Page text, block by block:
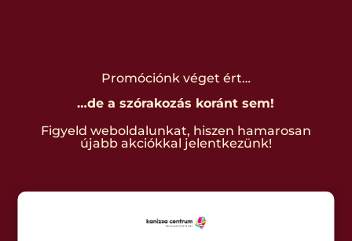
Promóciónk véget ért…
…de a szórakozás koránt sem!
Figyeld weboldalunkat, hiszen hamarosan
újabb akciókkal jelentkezünk!